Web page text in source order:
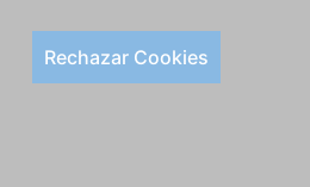
Rechazar Cookies